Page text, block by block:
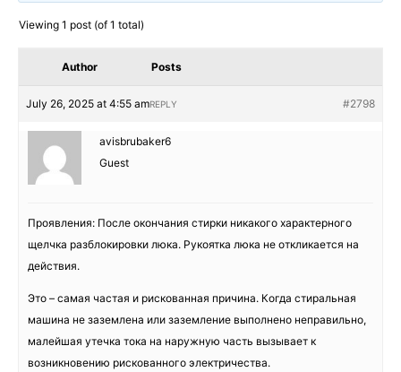
Viewing 1 post (of 1 total)
Author Posts
July 26, 2025 at 4:55 am #2798
REPLY
avisbrubaker6
Guest
Проявления: После окончания стирки никакого характерного
щелчка разблокировки люка. Рукоятка люка не откликается на
действия.
Это – самая частая и рискованная причина. Когда стиральная
машина не заземлена или заземление выполнено неправильно,
малейшая утечка тока на наружную часть вызывает к
возникновению рискованного электричества.